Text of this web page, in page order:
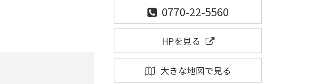
0770-22-5560
HPを見る
大きな地図で見る